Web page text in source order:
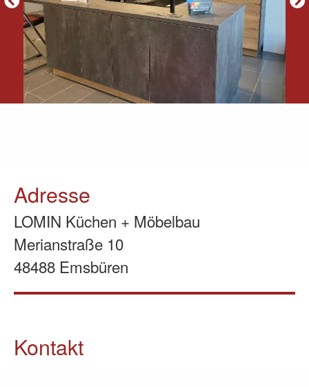
Adresse
LOMIN Küchen + Möbelbau
Merianstraße 10
48488 Emsbüren
Kontakt